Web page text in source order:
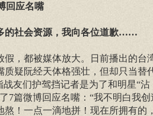
应名嘴
社会资源，我向各位道歉……
假，都被媒体放大。日前播出的台
质疑阮经天体格强壮，但却只当替
战友们护驾挡记者是为了和明星“沾
7篇微博回应名嘴：“我不明白我创
熬！一点一滴地拼！现在所拥有的